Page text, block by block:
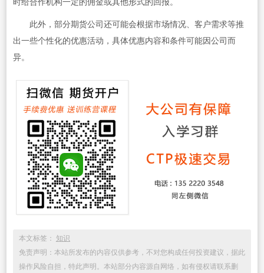
时给合作机构一定的佣金或其他形式的回报。
此外，部分期货公司还可能会根据市场情况、客户需求等推
出一些个性化的优惠活动，具体优惠内容和条件可能因公司而
异。
本文标签： 知识
免责声明：本站所发布的内容仅供参考，不对您构成任何投资建议，据此
操作风险自担，特此声明。本站部分内容源自网络，如有侵权请联系删